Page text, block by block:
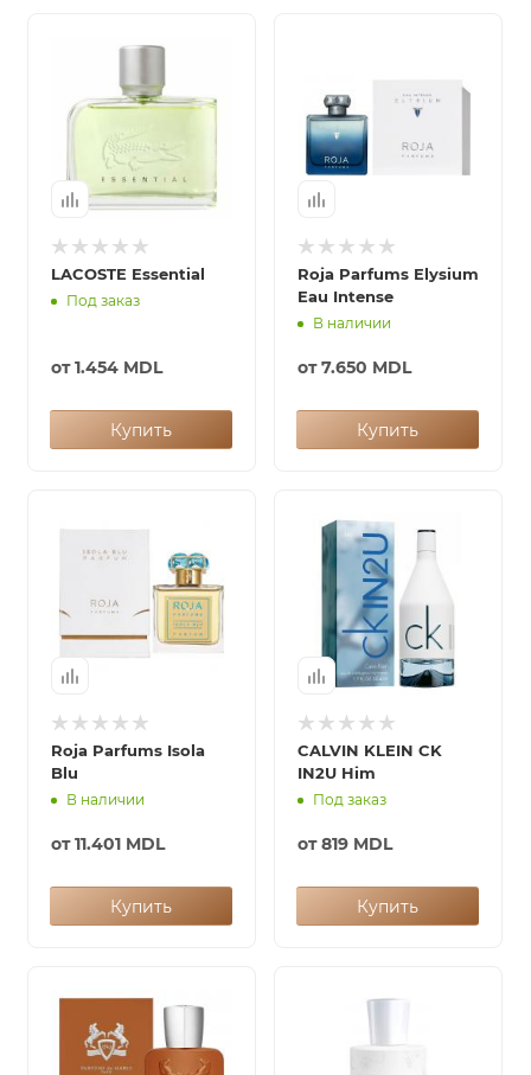
LACOSTE Essential
Под заказ
от1.454 MDL
Купить
Roja Parfums Elysium
Eau Intense
В наличии
от7.650 MDL
Купить
Roja Parfums Isola
Blu
В наличии
от11.401 MDL
Купить
CALVIN KLEIN CK
IN2U Him
Под заказ
от819 MDL
Купить